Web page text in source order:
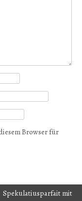
Browser für
Spekulatiusparfait mit